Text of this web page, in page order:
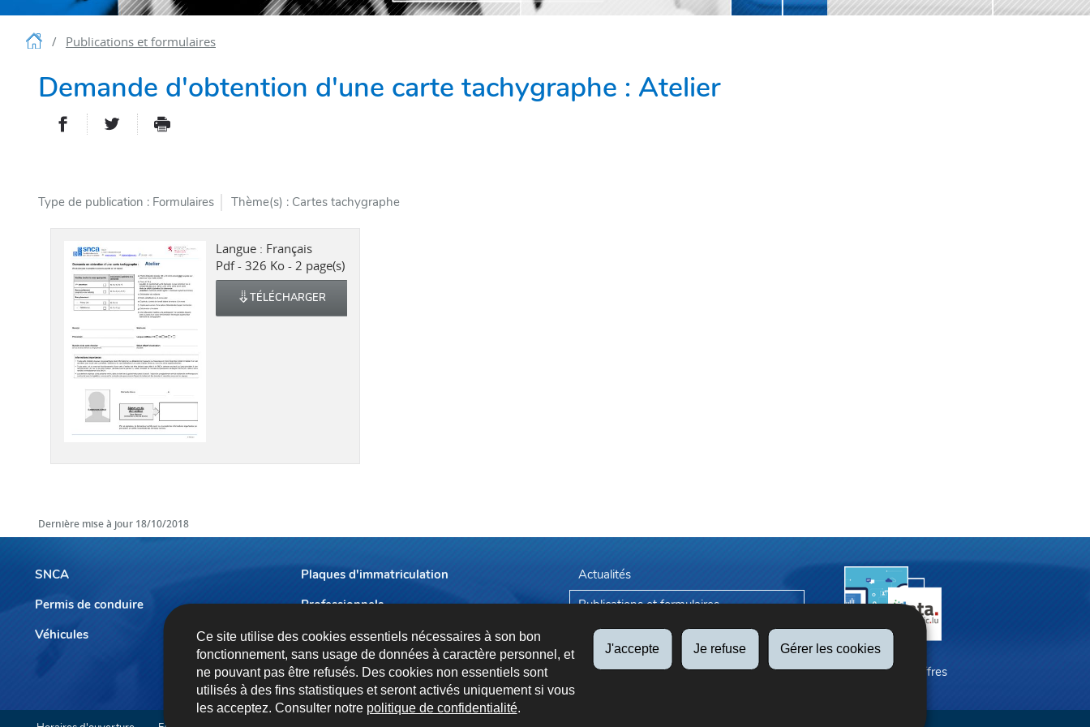
Ce site utilise des cookies essentiels nécessaires à son bon
fonctionnement, sans usage de données à caractère personnel, et
ne pouvant pas être refusés. Des cookies non essentiels sont
utilisés à des fins statistiques et seront activés uniquement si vous
les acceptez. Consulter notre politique de confidentialité.
J'accepte Je refuse Gérer les cookies
AccueilPublications et formulaires
Demande d'obtention d'une carte tachygraphe : Atelier
PARTAGER SUR FACEBOOK
PARTAGER SUR TWITTER
IMPRIMER
Type de publication Formulaires Thème(s) Cartes tachygraphe
Langue : Français
Pdf - 326 Ko - 2 page(s)
TÉLÉCHARGER
Dernière mise à jour 18/10/2018
Menu
de
SNCA
Permis de conduire
Véhicules
Plaques d'immatriculation
Professionnels
Prendre rendez-vous
Actualités
Publications et formulaires
Tarifs applicables
La SNCA en chiffres